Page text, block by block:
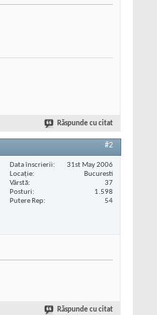
Răspunde cu citat
#2
Data înscrierii
31st May 2006
Locaţie
Bucuresti
Vârstă
37
Posturi
1.598
Putere Rep
54
Răspunde cu citat